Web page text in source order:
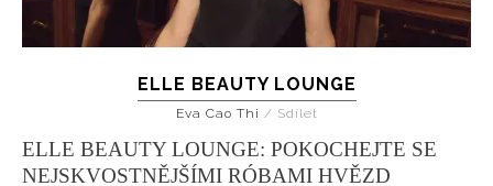
ELLE BEAUTY LOUNGE
Eva Cao Thi / Sdílet
ELLE BEAUTY LOUNGE: POKOCHEJTE SE
NEJSKVOSTNĚJŠÍMI RÓBAMI HVĚZD